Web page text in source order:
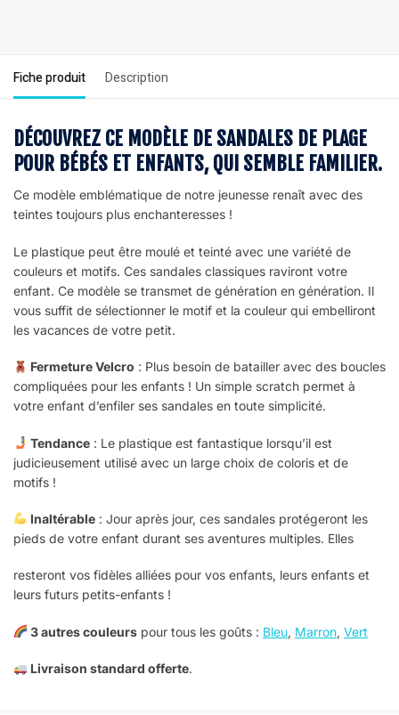
Fiche produit Description
DÉCOUVREZ CE MODÈLE DE SANDALES DE PLAGE
POUR BÉBÉS ET ENFANTS, QUI SEMBLE FAMILIER.
Ce modèle emblématique de notre jeunesse renaît avec des
teintes toujours plus enchanteresses !
Le plastique peut être moulé et teinté avec une variété de
couleurs et motifs. Ces sandales classiques raviront votre
enfant. Ce modèle se transmet de génération en génération. Il
vous suffit de sélectionner le motif et la couleur qui embelliront
les vacances de votre petit.
Fermeture Velcro : Plus besoin de batailler avec des boucles
compliquées pour les enfants ! Un simple scratch permet à
votre enfant d’enfiler ses sandales en toute simplicité.
Tendance : Le plastique est fantastique lorsqu’il est
judicieusement utilisé avec un large choix de coloris et de
motifs !
Inaltérable: Jour après jour, ces sandales protégeront les
pieds de votre enfant durant ses aventures multiples. Elles
resteront vos fidèles alliées pour vos enfants, leurs enfants et
leurs futurs petits-enfants !
3 autres couleurs pour tous les goûts : Bleu, Marron, Vert
Livraison standard offerte.